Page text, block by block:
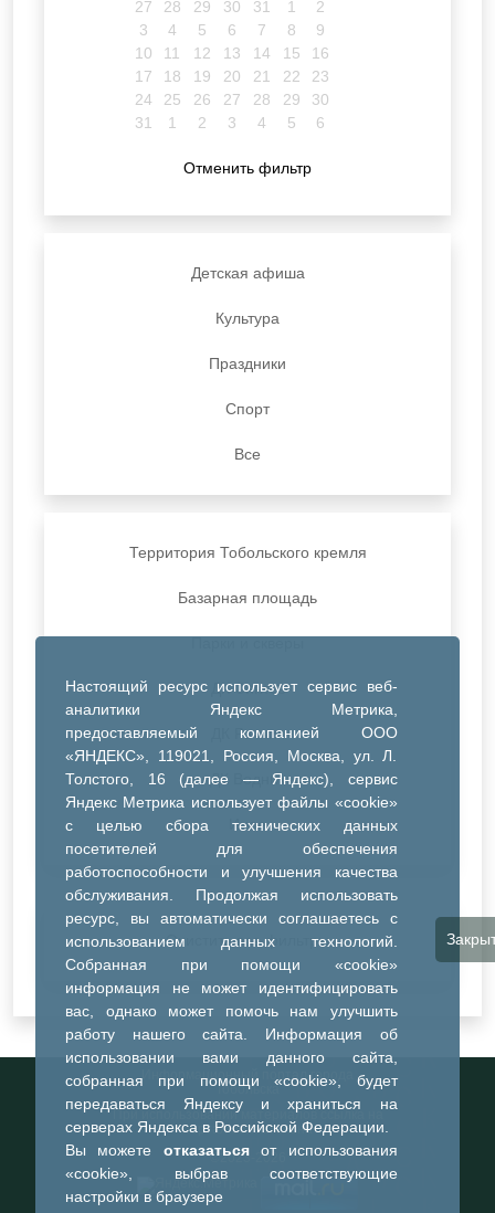
Настоящий ресурс использует сервис веб-
аналитики Яндекс Метрика,
предоставляемый компанией ООО
«ЯНДЕКС», 119021, Россия, Москва, ул. Л.
Толстого, 16 (далее — Яндекс), сервис
Яндекс Метрика использует файлы «cookie»
с целью сбора технических данных
посетителей для обеспечения
работоспособности и улучшения качества
обслуживания. Продолжая использовать
ресурс, вы автоматически соглашаетесь с
использованием данных технологий.
Собранная при помощи «cookie»
информация не может идентифицировать
вас, однако может помочь нам улучшить
работу нашего сайта. Информация об
использовании вами данного сайта,
собранная при помощи «cookie», будет
передаваться Яндексу и храниться на
серверах Яндекса в Российской Федерации.
Вы можете отказатьсяот использования
«cookie», выбрав соответствующие
настройки в браузере
27 28 29 30 31 1
2
3
4 5 6 7 8
9
10
11 12 13 14 15
16
17
18 19 20 21 22
23
24
25 26 27 28 29
30
31
1 2 3 4 5 6
Отменить фильтр
Детская афиша
Культура
Праздники
Спорт
Все
Территория Тобольского кремля
Базарная площадь
ДК Синтез
ДК Речник
ДК Водник
Иное
Очистить все фильтры
Информационный портал города
Тобольска
При использовании материалов ссылка на
портал обязательна
©2023-2026